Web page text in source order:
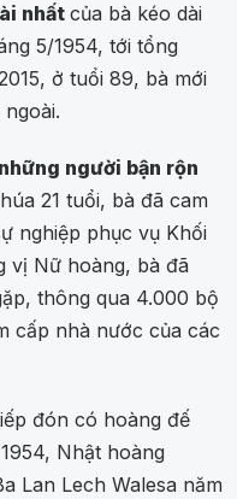
nhất của bà kéo dài
5/1954, tới tổng
ở tuổi 89, bà mới
người bận rộn
21 tuổi, bà đã cam
nghiệp phục vụ Khối
vị Nữ hoàng, bà đã
thông qua 4.000 bộ
cấp nhà nước của các
đón có hoàng đế
Nhật hoàng
Lan Lech Walesa năm